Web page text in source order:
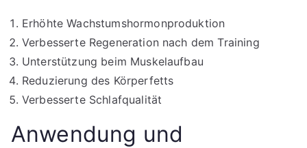
Erhöhte Wachstumshormonproduktion
Verbesserte Regeneration nach dem Training
Unterstützung beim Muskelaufbau
Reduzierung des Körperfetts
Verbesserte Schlafqualität
Anwendung und